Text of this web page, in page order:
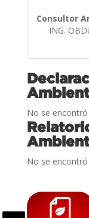
Consultor
ING.
No se
No se